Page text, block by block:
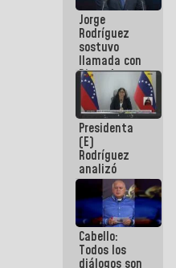
a servidores
públicos
Jorge
Rodríguez
sostuvo
llamada con
Dinorah
Figuera y
acuerdan
primer
encuentro
presencial
para el
diálogo
Presidenta
(E)
Rodríguez
analizó
junto a
gobernadores
planes de
recuperación
del Sistema
Eléctrico
Cabello:
Todos los
diálogos son